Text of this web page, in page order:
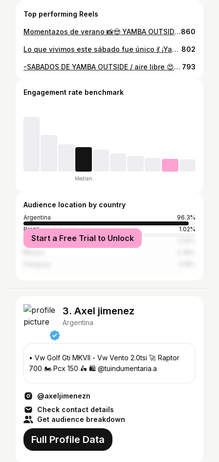
Top performing Reels
Momentazos de verano 📸😍 YAMBA OUTSIDE / aire libre 🧨🥳 - Next date Sabado 08.02/2025 Sabado cachengue 🧨 Pista AIRE LIBRE 🏝️ Line up - 22:00 - 03 @guslunaok 🎧 03 am - Al cierre / @jonisalvatydj 🎧 @yamba.fuegos @yamba_sabados860
Lo que vivimos este sábado fue único 💃 ¡Yamba Jungle! 💐❤️‍🔥 @yamba_sabados ⛳️club de golf - SDE 802
-SABADOS DE YAMBA OUTSIDE / aire libre 😍🥳 - Next date Sabado 11/01/2025 Sabado cachengue 🧨 Pista AIRE LIBRE 🏝️ Line up - 22:00 - 03 am gus luna 03 am - Al cierre / joni salvaty 🎧 @yamba.fuegos @yamba_sabados 793
Engagement rate benchmark
Median
Audience location by country
Argentina
96.3%
Brazil
1.02%
United States
Start a Free Trial to Unlock
3. Axel jimenez
Argentina
• Vw Golf Gti MKVII - Vw Vento 2.0tsi 🚀 Raptor
700 🏍️ Pcx 150 🛵 🛍 @tuindumentaria.a
@axeljimenezn
Check contact details
Get audience breakdown
Full Profile Data